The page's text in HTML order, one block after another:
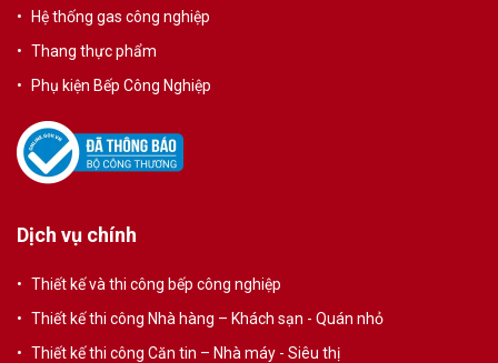
Hệ thống gas công nghiệp
Thang thực phẩm
Phụ kiện Bếp Công Nghiệp
Dịch vụ chính
Thiết kế và thi công bếp công nghiệp
Thiết kế thi công Nhà hàng – Khách sạn - Quán nhỏ
Thiết kế thi công Căn tin – Nhà máy - Siêu thị